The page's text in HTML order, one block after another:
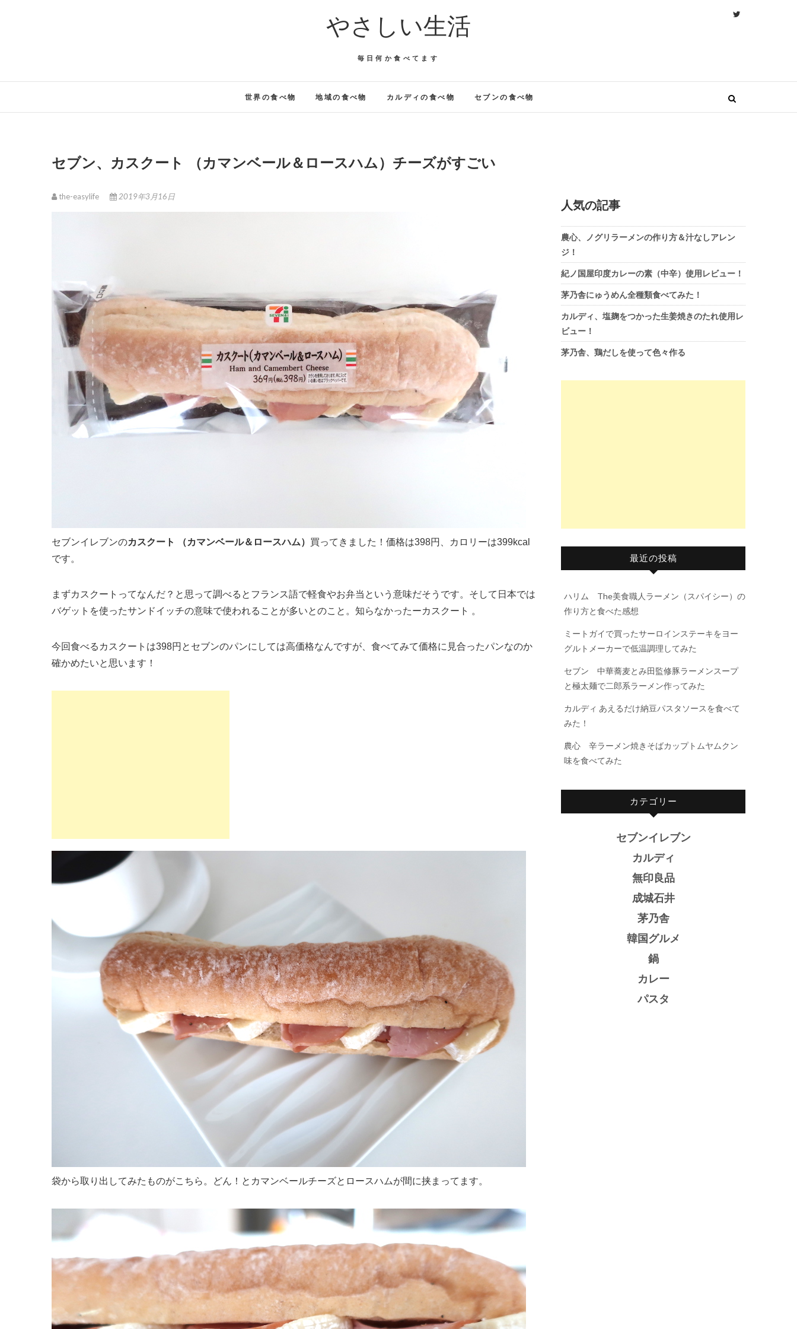
やさしい生活
毎日何か食べてます
世界の食べ物 地域の食べ物 カルディの食べ物 セブンの食べ物
セブン、カスクート （カマンベール＆ロースハム）チーズがすごい
the-easylife 2019年3月16日
セブンイレブンのカスクート （カマンベール＆ロースハム） 買ってきました！価格は398円、カロリーは399kcal
です。
まずカスクートってなんだ？と思って調べるとフランス語で軽食やお弁当という意味だそうです。そして日本では
バゲットを使ったサンドイッチの意味で使われることが多いとのこと。知らなかったーカスクート 。
今回食べるカスクートは398円とセブンのパンにしては高価格なんですが、食べてみて価格に見合ったパンなのか
確かめたいと思います！
袋から取り出してみたものがこちら。どん！とカマンベールチーズとロースハムが間に挟まってます。
人気の記事
農心、ノグリラーメンの作り方＆汁なしアレン
ジ！
紀ノ国屋印度カレーの素（中辛）使用レビュー！
茅乃舎にゅうめん全種類食べてみた！
カルディ、塩麹をつかった生姜焼きのたれ使用レ
ビュー！
茅乃舎、鶏だしを使って色々作る
最近の投稿
ハリム The美食職人ラーメン（スパイシー）の
作り方と食べた感想
ミートガイで買ったサーロインステーキをヨー
グルトメーカーで低温調理してみた
セブン 中華蕎麦とみ田監修豚ラーメンスープ
と極太麺で二郎系ラーメン作ってみた
カルディ あえるだけ納豆パスタソースを食べて
みた！
農心 辛ラーメン焼きそばカップトムヤムクン
味を食べてみた
カテゴリー
セブンイレブン
カルディ
無印良品
成城石井
茅乃舎
韓国グルメ
鍋
カレー
パスタ